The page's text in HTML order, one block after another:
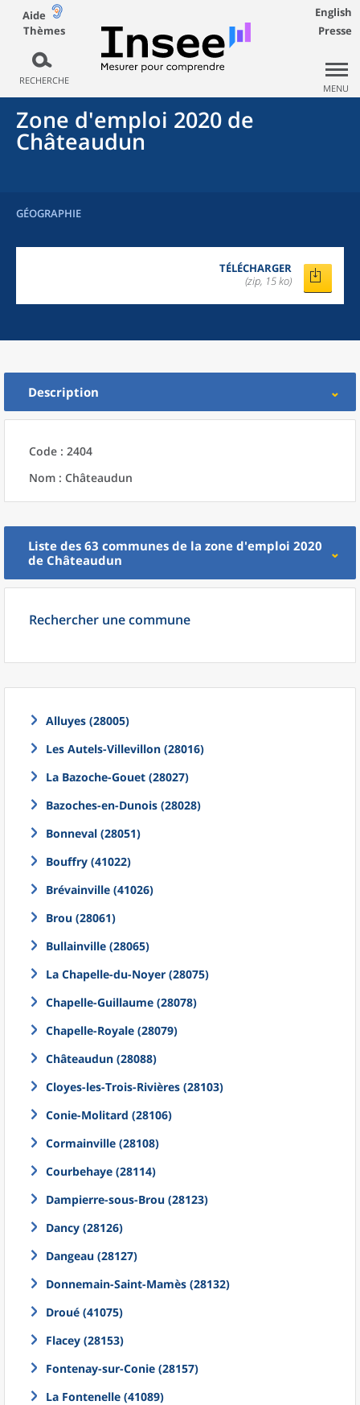
Aide
Thèmes
RECHERCHE
English
Presse
MENU
Zone d'emploi 2020 de
Châteaudun
GÉOGRAPHIE
TÉLÉCHARGER
(zip, 15 ko)
Description
Code : 2404
Nom : Châteaudun
Liste des 63 communes de la zone d'emploi 2020
de Châteaudun
Rechercher une commune
Alluyes (28005)
Les Autels-Villevillon (28016)
La Bazoche-Gouet (28027)
Bazoches-en-Dunois (28028)
Bonneval (28051)
Bouffry (41022)
Brévainville (41026)
Brou (28061)
Bullainville (28065)
La Chapelle-du-Noyer (28075)
Chapelle-Guillaume (28078)
Chapelle-Royale (28079)
Châteaudun (28088)
Cloyes-les-Trois-Rivières (28103)
Conie-Molitard (28106)
Cormainville (28108)
Courbehaye (28114)
Dampierre-sous-Brou (28123)
Dancy (28126)
Dangeau (28127)
Donnemain-Saint-Mamès (28132)
Droué (41075)
Flacey (28153)
Fontenay-sur-Conie (28157)
La Fontenelle (41089)